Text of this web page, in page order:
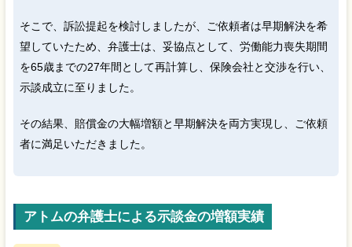
そこで、訴訟提起を検討しましたが、ご依頼者は早期解決を希
望していたため、弁護士は、妥協点として、労働能力喪失期間
を65歳までの27年間として再計算し、保険会社と交渉を行い、
示談成立に至りました。
その結果、賠償金の大幅増額と早期解決を両方実現し、ご依頼
者に満足いただきました。
アトムの弁護士による示談金の増額実績